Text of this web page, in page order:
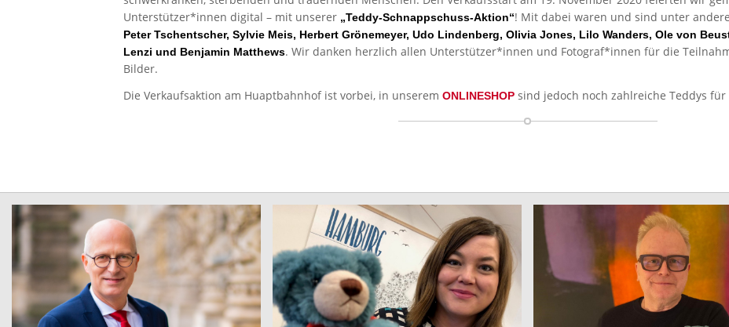
Unterstützer*innen digital – mit unserer „Teddy-Schnappschuss-Aktion“! Mit dabei waren und sind unter
Peter Tschentscher, Sylvie Meis, Herbert Grönemeyer, Udo Lindenberg, Olivia Jones, Lilo Wanders, Ole von
Lenzi und Benjamin Matthews. Wir danken herzlich allen Unterstützer*innen und Fotograf*innen für die
Bilder.
Die Verkaufsaktion am Huaptbahnhof ist vorbei, in unserem ONLINESHOP sind jedoch noch zahlreiche Teddys